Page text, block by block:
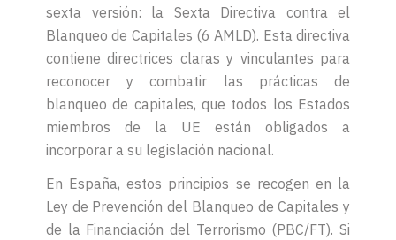
sexta versión: la Sexta Directiva contra el
Blanqueo de Capitales (6 AMLD). Esta directiva
contiene directrices claras y vinculantes para
reconocer y combatir las prácticas de
blanqueo de capitales, que todos los Estados
miembros de la UE están obligados a
incorporar a su legislación nacional.
En España, estos principios se recogen en la
Ley de Prevención del Blanqueo de Capitales y
de la Financiación del Terrorismo (PBC/FT). Si